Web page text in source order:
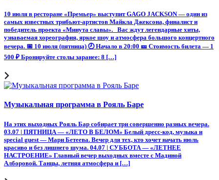
10 июля в ресторане «Премьер» выступит GAGO JACKSON — один из
самых известных трибьют-артистов Майкла Джексона, финалист и
победитель проекта «Минута славы». Вас ждут легендарные хиты,
узнаваемая хореография, яркое шоу и атмосфера большого концертного
вечера. 📅 10 июля (пятница) 🕗 Начало в 20:00 🎫 Стоимость билета — 1
500 ₽ Бронируйте столы заранее: 8 […]
Музыкальная программа в Рояль Баре
На этих выходных Рояль Бар собирает три совершенно разных вечера.
03.07 | ПЯТНИЦА — «ЛЕТО В БЕЛОМ» Белый дресс-код, музыка и
special guest — Мари Бетеева. Вечер для тех, кто хочет начать июль
красиво и без лишнего шума. 04.07 | СУББОТА — «ЛЕТНЕЕ
НАСТРОЕНИЕ» Главный вечер выходных вместе с Мадиной
Алборовой. Танцы, летняя атмосфера и […]